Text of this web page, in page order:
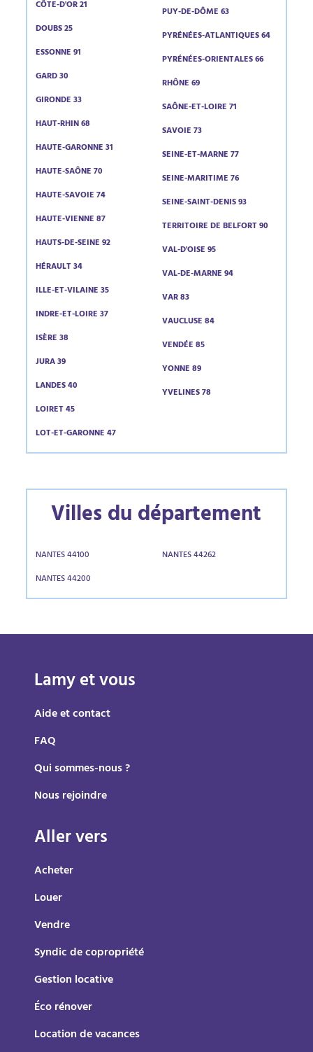
CÔTE-D'OR 21
DOUBS 25
ESSONNE 91
GARD 30
GIRONDE 33
HAUT-RHIN 68
HAUTE-GARONNE 31
HAUTE-SAÔNE 70
HAUTE-SAVOIE 74
HAUTE-VIENNE 87
HAUTS-DE-SEINE 92
HÉRAULT 34
ILLE-ET-VILAINE 35
INDRE-ET-LOIRE 37
ISÈRE 38
JURA 39
LANDES 40
LOIRET 45
LOT-ET-GARONNE 47
PUY-DE-DÔME 63
PYRÉNÉES-ATLANTIQUES 64
PYRÉNÉES-ORIENTALES 66
RHÔNE 69
SAÔNE-ET-LOIRE 71
SAVOIE 73
SEINE-ET-MARNE 77
SEINE-MARITIME 76
SEINE-SAINT-DENIS 93
TERRITOIRE DE BELFORT 90
VAL-D'OISE 95
VAL-DE-MARNE 94
VAR 83
VAUCLUSE 84
VENDÉE 85
YONNE 89
YVELINES 78
Villes du département
NANTES 44100
NANTES 44200
NANTES 44262
Lamy et vous
Aide et contact
FAQ
Qui sommes-nous ?
Nous rejoindre
Aller vers
Acheter
Louer
Vendre
Syndic de copropriété
Gestion locative
Éco rénover
Location de vacances